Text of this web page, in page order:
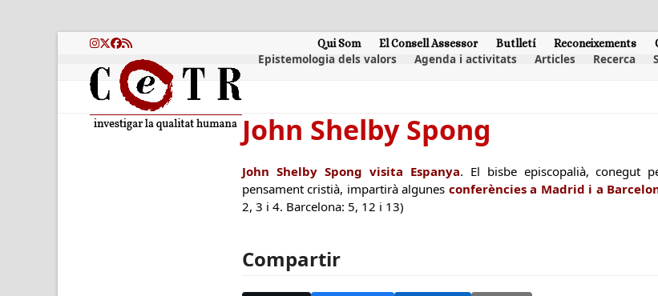
Instagram
Twitter
Facebook
RSS Qui Som El Consell Assessor Butlletí Reconeixements
Epistemologia dels valors Agenda i activitats Articles Recerca
John Shelby Spong
John Shelby Spong visita Espanya. El bisbe episcopalià, conegut
pensament cristià, impartirà algunes conferències a Madrid i a
2, 3 i 4. Barcelona: 5, 12 i 13)
Compartir